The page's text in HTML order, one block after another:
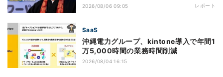
2026/08/06 09:05 レポート
SaaS
沖縄電力グループ、kintone導入で年間1
万5,000時間の業務時間削減
2026/08/04 16:15